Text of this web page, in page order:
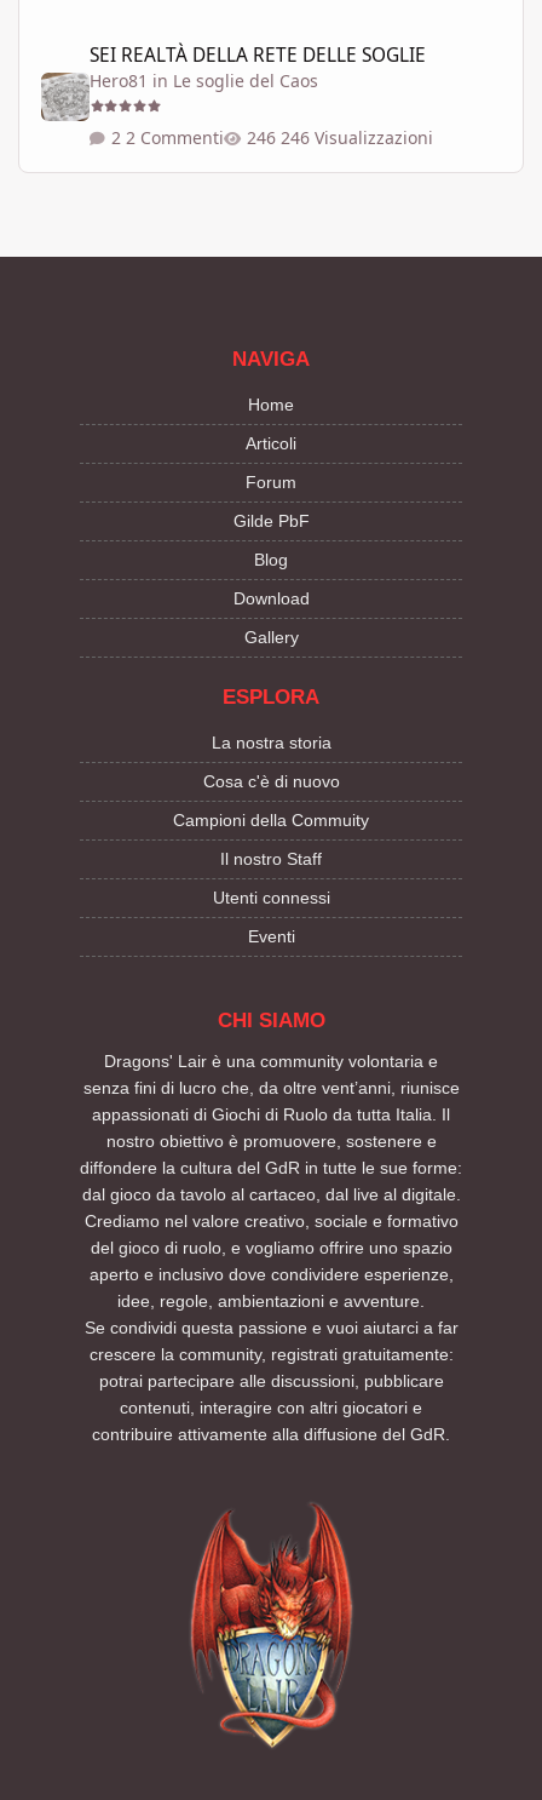
SEI REALTÀ DELLA RETE DELLE SOGLIE
Hero81 in Le soglie del Caos
2 Commenti 246 Visualizzazioni
NAVIGA
Home
Articoli
Forum
Gilde PbF
Blog
Download
Gallery
ESPLORA
La nostra storia
Cosa c'è di nuovo
Campioni della Commuity
Il nostro Staff
Utenti connessi
Eventi
CHI SIAMO
Dragons' Lair è una community volontaria e
senza fini di lucro che, da oltre vent’anni, riunisce
appassionati di Giochi di Ruolo da tutta Italia. Il
nostro obiettivo è promuovere, sostenere e
diffondere la cultura del GdR in tutte le sue forme:
dal gioco da tavolo al cartaceo, dal live al digitale.
Crediamo nel valore creativo, sociale e formativo
del gioco di ruolo, e vogliamo offrire uno spazio
aperto e inclusivo dove condividere esperienze,
idee, regole, ambientazioni e avventure.
Se condividi questa passione e vuoi aiutarci a far
crescere la community, registrati gratuitamente:
potrai partecipare alle discussioni, pubblicare
contenuti, interagire con altri giocatori e
contribuire attivamente alla diffusione del GdR.